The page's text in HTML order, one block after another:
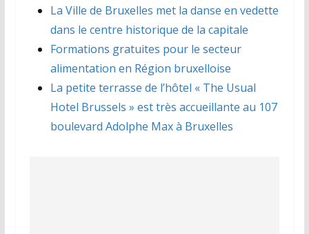
La Ville de Bruxelles met la danse en vedette
dans le centre historique de la capitale
Formations gratuites pour le secteur
alimentation en Région bruxelloise
La petite terrasse de l’hôtel « The Usual
Hotel Brussels » est très accueillante au 107
boulevard Adolphe Max à Bruxelles